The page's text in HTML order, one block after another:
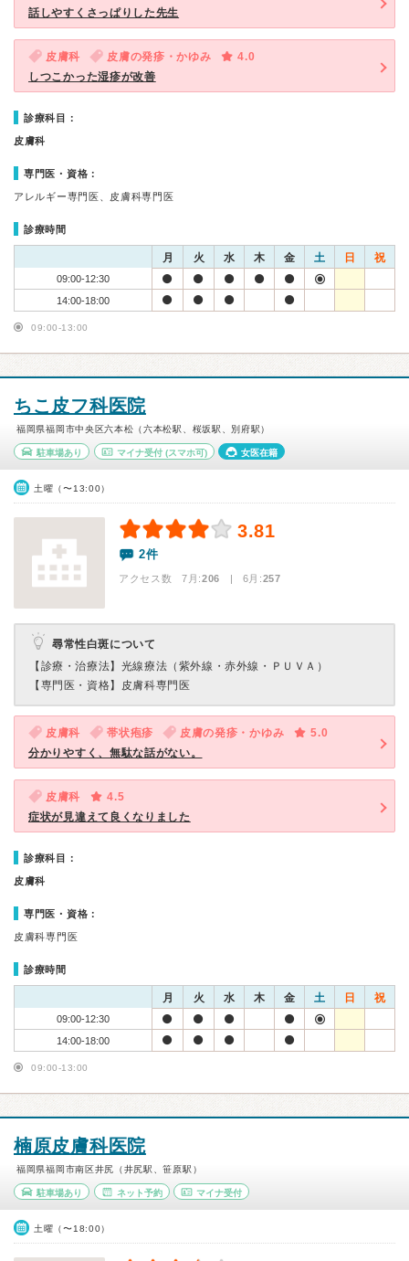
話しやすくさっぱりした先生
皮膚科 皮膚の発疹・かゆみ
4.0
しつこかった湿疹が改善
診療科目：
皮膚科
専門医・資格：
アレルギー専門医、皮膚科専門医
診療時間
月 火 水 木 金 土 日 祝
09:00-12:30
14:00-18:00
09:00-13:00
ちこ皮フ科医院
福岡県福岡市中央区六本松（六本松駅、桜坂駅、別府駅）
駐車場あり マイナ受付(スマホ可) 女医在籍
土曜（〜13:00）
3.81
2件
アクセス数 7月:206 | 6月:257
尋常性白斑について
【診療・治療法】 光線療法（紫外線・赤外線・ＰＵＶＡ）
【専門医・資格】 皮膚科専門医
皮膚科 帯状疱疹 皮膚の発疹・かゆみ
5.0
分かりやすく、無駄な話がない。
皮膚科
4.5
症状が見違えて良くなりました
診療科目：
皮膚科
専門医・資格：
皮膚科専門医
診療時間
月 火 水 木 金 土 日 祝
09:00-12:30
14:00-18:00
09:00-13:00
楠原皮膚科医院
福岡県福岡市南区井尻（井尻駅、笹原駅）
駐車場あり ネット予約 マイナ受付
土曜（〜18:00）